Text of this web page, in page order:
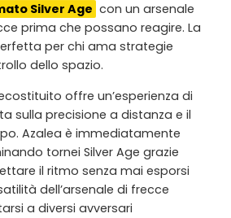
Silver Age con un arsenale
prima che possano reagire. La
per chi ama strategie
dello spazio.
offre un’esperienza di
sulla precisione a distanza e il
Azalea è immediatamente
tornei Silver Age grazie
il ritmo senza mai esporsi
dell’arsenale di frecce
a diversi avversari